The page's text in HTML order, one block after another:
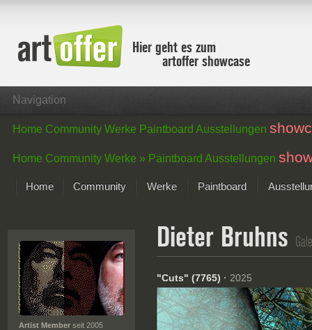
Hier geht es zum
artoffer showcase
Navigation
Home Community Werke Paintboard Ausstellungen
Home Community Werke » Paintboard Ausstellungen
Home Community Werke
Der letzte Monat im Fokus
Alle Fokus-Werke
Fokus-Werke
Neue Werke – Auswahl
Alle neuen Werke
Paintboard
Artist Memberseit 2005
Dieter Bruhns
"Cuts" (7765) · 2025